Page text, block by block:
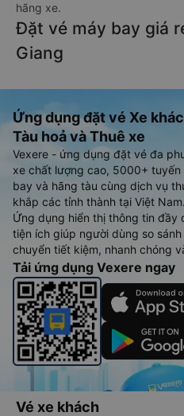
hãng xe.
Đặt vé máy bay giá
Giang
Ứng dụng đặt vé Xe
Tàu hoả và Thuê xe
Vexere - ứng dụng đặt vé đa
xe chất lượng cao, 5000+
bay và hãng tàu cùng dịch vụ
khắp các tỉnh thành tại Việt Nam.
Ứng dụng hiển thị thông tin đầy
tiện ích giúp người dùng so
chuyển tiết kiệm, nhanh chóng
Tải ứng dụng Vexere ngay
Vé xe khách